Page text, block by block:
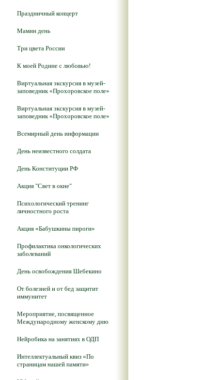
Праздничный концерт
Мамин день
Три цвета России
К моей Родине с любовью!
Виртуальная экскурсия в музей-
заповедник «Прохоровское поле»
Виртуальная экскурсия в музей-
заповедник «Прохоровское поле»
Всемирный день информации
День неизвестного солдата
День Конституции РФ
Акция "Свет в окне"
Психологический тренинг
личностного роста
Акция «Бабушкины пироги»
Профилактика онкологических
заболеваний
День освобождения Шебекино
От болезней и от бед защитит
иммунитет
Мероприятие, посвященное
Международному женскому дню
Нейробика на занятиях в ОДП
Интеллектуальный квиз «По
страницам нашей памяти»